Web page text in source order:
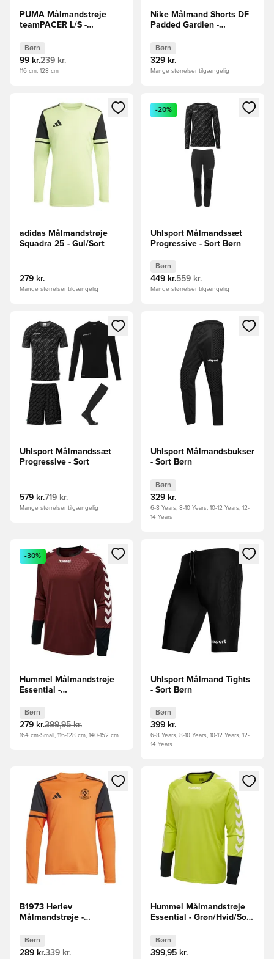
PUMA Målmandstrøje
teamPACER L/S -
Børn
99 kr.239 kr.
116 cm, 128 cm
Nike Målmand Shorts DF
Padded Gardien -
Børn
329 kr.
Mange størrelser tilgængelig
Åbner en Modal til at logge ind eller tilmelde dig som
adidas Målmandstrøje
Squadra 25 - Gul/Sort
279 kr.
Mange størrelser tilgængelig
Åbner en Modal til at logge
-20%
Uhlsport Målmandssæt
Progressive - Sort Børn
Børn
449 kr.559 kr.
Mange størrelser tilgængelig
Åbner en Modal til at logge ind eller tilmelde dig som
Uhlsport Målmandssæt
Progressive - Sort
579 kr.719 kr.
Mange størrelser tilgængelig
Åbner en Modal til at logge
Uhlsport Målmandsbukser
- Sort Børn
Børn
329 kr.
6-8 Years, 8-10 Years, 10-12 Years, 12-
14 Years
Åbner en Modal til at logge ind eller tilmelde dig som
-30%
Hummel Målmandstrøje
Essential -
Børn
279 kr.399,95 kr.
164 cm-Small, 116-128 cm, 140-152 cm
Åbner en Modal til at logge
Uhlsport Målmand Tights
- Sort Børn
Børn
399 kr.
6-8 Years, 8-10 Years, 10-12 Years, 12-
14 Years
Åbner en Modal til at logge ind eller tilmelde dig som
B1973 Herlev
Målmandstrøje -
Børn
289 kr.339 kr.
Åbner en Modal til at logge
Hummel Målmandstrøje
Essential - Grøn/Hvid/Sort
Børn
399,95 kr.